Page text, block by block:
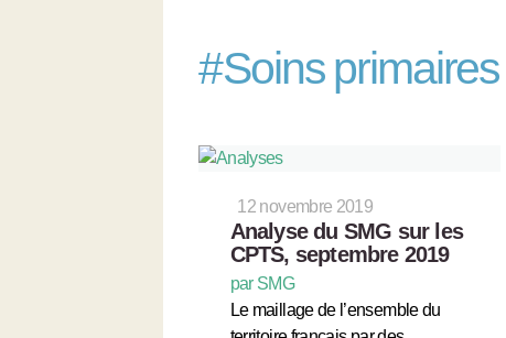
#Soins primaires
12 novembre 2019
Analyse du SMG sur les
CPTS, septembre 2019
par SMG
Le maillage de l’ensemble du